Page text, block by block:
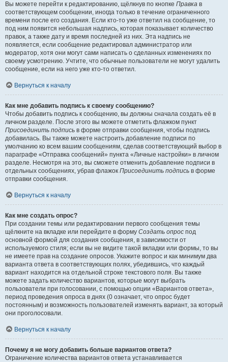
Вы можете перейти к редактированию, щёлкнув по кнопке Правка в
соответствующем сообщении, иногда только в течение ограниченного
времени после его создания. Если кто-то уже ответил на сообщение, то
под ним появится небольшая надпись, которая показывает количество
правок, а также дату и время последней из них. Эта надпись не
появляется, если сообщение редактировал администратор или
модератор, хотя они могут сами написать о сделанных изменениях по
своему усмотрению. Учтите, что обычные пользователи не могут удалить
сообщение, если на него уже кто-то ответил.
Вернуться к началу
Как мне добавить подпись к своему сообщению?
Чтобы добавить подпись к сообщению, вы должны сначала создать её в
личном разделе. После этого вы можете отметить флажком пункт
Присоединить подпись в форме отправки сообщения, чтобы подпись
добавилась. Вы также можете настроить добавление подписи по
умолчанию ко всем вашим сообщениям, сделав соответствующий выбор в
параграфе «Отправка сообщений» пункта «Личные настройки» в личном
разделе. Несмотря на это, вы сможете отменить добавление подписи в
отдельных сообщениях, убрав флажок Присоединить подпись в форме
отправки сообщения.
Вернуться к началу
Как мне создать опрос?
При создании темы или редактировании первого сообщения темы
щёлкните на вкладке или перейдите в форму Создать опрос под
основной формой для создания сообщения, в зависимости от
используемого стиля; если вы не видите такой вкладки или формы, то вы
не имеете прав на создание опросов. Укажите вопрос и как минимум два
варианта ответа в соответствующих полях, убедившись, что каждый
вариант находится на отдельной строке текстового поля. Вы также
можете задать количество вариантов, которые могут выбрать
пользователи при голосовании, с помощью опции «Вариантов ответа»,
период проведения опроса в днях (0 означает, что опрос будет
постоянным) и возможность пользователей изменять вариант, за который
они проголосовали.
Вернуться к началу
Почему я не могу добавить больше вариантов ответа?
Ограничение количества вариантов ответа устанавливается